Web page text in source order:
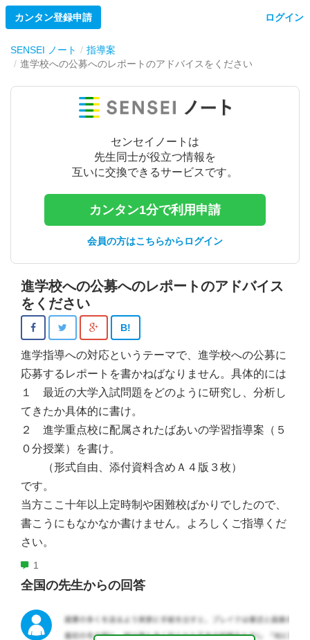
カンタン登録申請 ログイン
SENSEI ノート
指導案
進学校への公募へのレポートのアドバイスをください
センセイノートは
先生同士が役立つ情報を
互いに交換できるサービスです。
カンタン1分で利用申請
会員の方はこちらからログイン
進学校への公募へのレポートのアドバイス
をください
B!
進学指導への対応というテーマで、進学校への公募に
応募するレポートを書かねばなりません。具体的には
１ 最近の大学入試問題をどのように研究し、分析し
てきたか具体的に書け。
２ 進学重点校に配属されたばあいの学習指導案（５
０分授業）を書け。
（形式自由、添付資料含めＡ４版３枚）
です。
当方ここ十年以上定時制や困難校ばかりでしたので、
書こうにもなかなか書けません。よろしくご指導くだ
さい。
1
全国の先生からの回答